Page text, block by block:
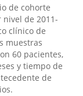
de cohorte
de 2011-
clínico de
muestras
60 pacientes,
y tiempo de
de